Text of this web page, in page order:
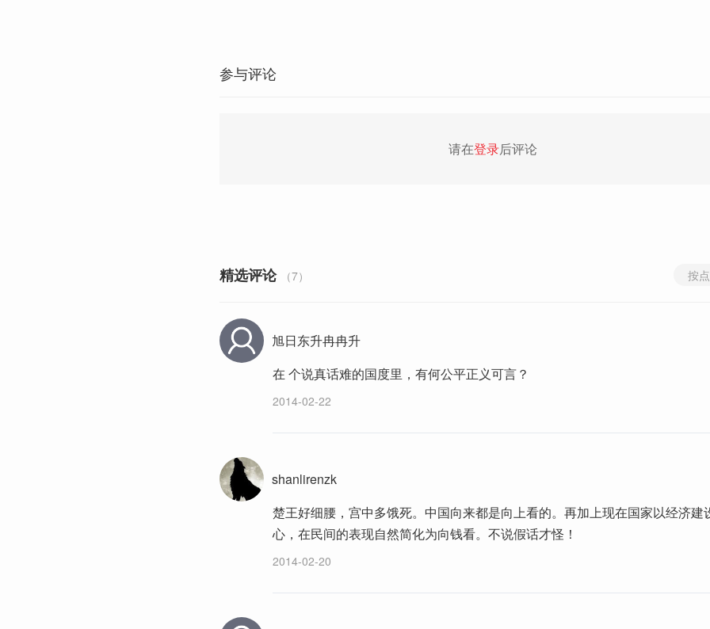
参与评论
请在登录后评论
精选评论 （7） 按
旭日东升冉冉升
在 个说真话难的国度里，有何公平正义可言？
2014-02-22
shanlirenzk
楚王好细腰，宫中多饿死。中国向来都是向上看的。再加上现在国家以经济建
心，在民间的表现自然简化为向钱看。不说假话才怪！
2014-02-20